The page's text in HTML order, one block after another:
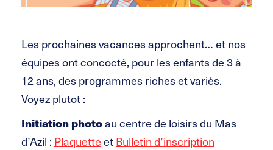
Les prochaines vacances approchent… et nos
équipes ont concocté, pour les enfants de 3 à
12 ans, des programmes riches et variés.
Voyez plutot :
Initiation photoau centre de loisirs du Mas
d’Azil : PlaquetteetBulletin d’inscription